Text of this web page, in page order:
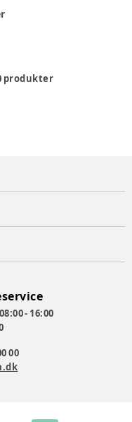
produkter
- 16:00
00